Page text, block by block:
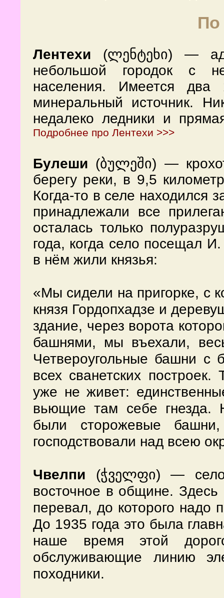
По
Лентехи (ლენტეხი) —
небольшой городок с
населения. Имеется
минеральный источник.
недалеко ледники и
Подробнее про Лентехи >>>
Булеши (ბულეში) —
берегу реки, в 9,5
Когда-то в селе находился
принадлежали все
осталась только
года, когда село посещал
в нём жили князья:
«Мы сидели на пригорке, с
князя Гордопхадзе и
здание, через ворота
башнями, мы въехали,
Четвероугольные башни
всех сванетских
уже не живет:
вьющие там себе гнезда.
были сторожевые
господствовали над всею
Чвелпи (ჭველფი)—
восточное в общине. Здесь
перевал, до которого надо
До 1935 года это была
наше время этой
обслуживающие линию
походники.